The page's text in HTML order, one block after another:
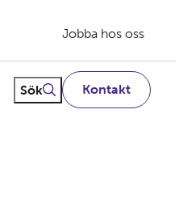
Jobba hos oss
Sök
Fritextsök Kontakt